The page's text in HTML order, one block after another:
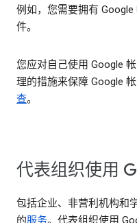
例如，您需要拥有
件。
您应对自己使用 Google
理的措施来保障 Google
查。
代表组织使用
包括企业、非营利机构和
的服务。代表组织使用